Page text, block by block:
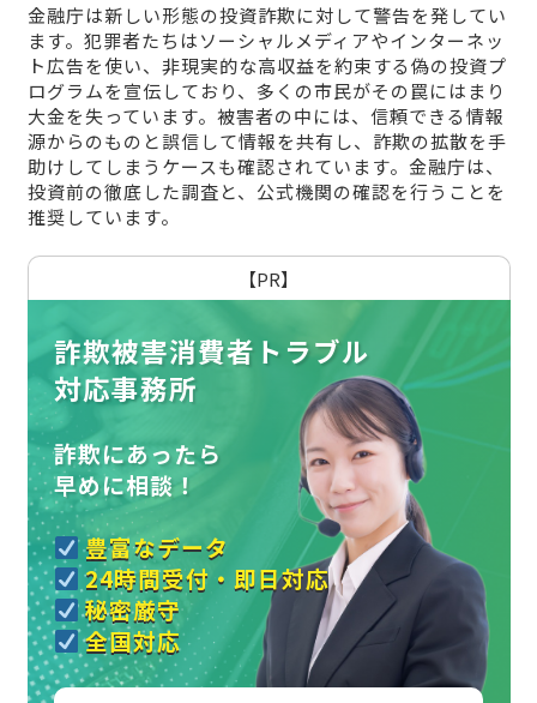
金融庁は新しい形態の投資詐欺に対して警告を発してい
ます。犯罪者たちはソーシャルメディアやインターネッ
ト広告を使い、非現実的な高収益を約束する偽の投資プ
ログラムを宣伝しており、多くの市民がその罠にはまり
大金を失っています。被害者の中には、信頼できる情報
源からのものと誤信して情報を共有し、詐欺の拡散を手
助けしてしまうケースも確認されています。金融庁は、
投資前の徹底した調査と、公式機関の確認を行うことを
推奨しています。
【PR】
詐欺被害消費者トラブル
対応事務所
詐欺にあったら
早めに相談！
豊富なデータ
24時間受付・即日対応
秘密厳守
全国対応